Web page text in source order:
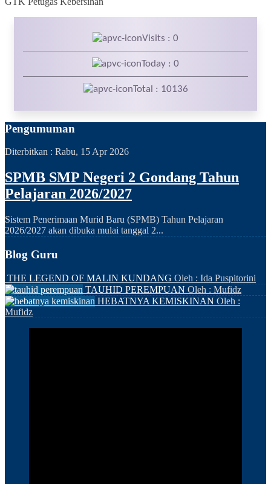
Visits : 0
Today : 0
Total : 10136
Pengumuman
Diterbitkan : Rabu, 15 Apr 2026
SPMB SMP Negeri 2 Gondang Tahun
Pelajaran 2026/2027
Sistem Penerimaan Murid Baru (SPMB) Tahun Pelajaran
2026/2027 akan dibuka mulai tanggal 2...
Blog Guru
THE LEGEND OF MALIN KUNDANG Oleh : Ida Puspitorini
TAUHID PEREMPUAN Oleh : Mufidz
HEBATNYA KEMISKINAN Oleh :
Mufidz